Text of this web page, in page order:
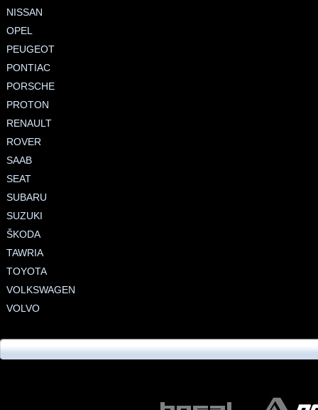
NISSAN
OPEL
PEUGEOT
PONTIAC
PORSCHE
PROTON
RENAULT
ROVER
SAAB
SEAT
SUBARU
SUZUKI
ŠKODA
TAWRIA
TOYOTA
VOLKSWAGEN
VOLVO